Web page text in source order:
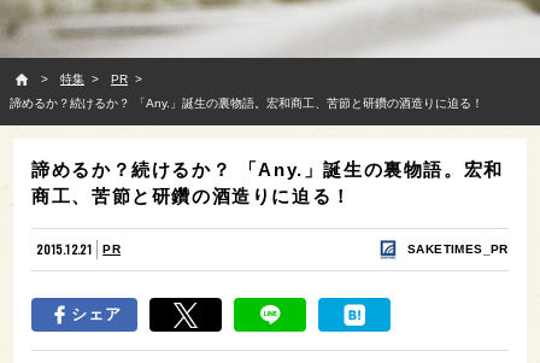
特集
PR
諦めるか？続けるか？ 「Any.」誕生の裏物語。宏和商工、苦節と研鑽の酒造りに迫る！
諦めるか？続けるか？ 「Any.」誕生の裏物語。宏和
商工、苦節と研鑽の酒造りに迫る！
2015.12.21 PR SAKETIMES_PR
シェア